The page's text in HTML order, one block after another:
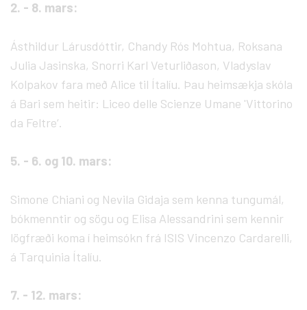
2. - 8. mars:
Ásthildur Lárusdóttir, Chandy Rós Mohtua, Roksana
Julia Jasinska, Snorri Karl Veturliðason, Vladyslav
Kolpakov fara með Alice til Ítalíu. Þau heimsækja skóla
á Bari sem heitir: Liceo delle Scienze Umane 'Vittorino
da Feltre‘.
5. - 6. og 10. mars:
Simone Chiani og Nevila Gidaja sem kenna tungumál,
bókmenntir og sögu og Elisa Alessandrini sem kennir
lögfræði koma í heimsókn frá ISIS Vincenzo Cardarelli,
á Tarquinia Ítalíu.
7. - 12. mars: